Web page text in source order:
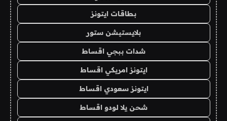
بطاقات ايتونز
بلايستيشن ستور
شدات ببجي اقساط
ايتونز امريكي اقساط
ايتونز سعودي اقساط
شحن يلا لودو اقساط